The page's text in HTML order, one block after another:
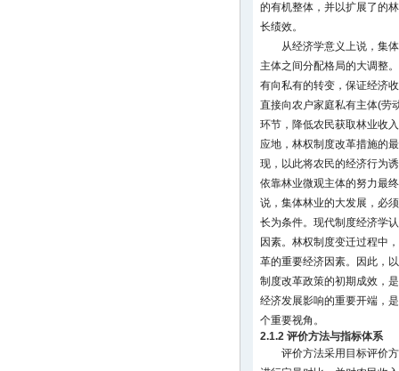
的有机整体，并以扩展了的
长绩效。
从经济学意义上说，集
主体之间分配格局的大调整
有向私有的转变，保证经济
直接向农户家庭私有主体(劳
环节，降低农民获取林业收
应地，林权制度改革措施的
现，以此将农民的经济行为
依靠林业微观主体的努力最
说，集体林业的大发展，必
长为条件。现代制度经济学
因素。林权制度变迁过程中
革的重要经济因素。因此，
制度改革政策的初期成效，
经济发展影响的重要开端，
个重要视角。
2.1.2 评价方法与指标体系
评价方法采用目标评价